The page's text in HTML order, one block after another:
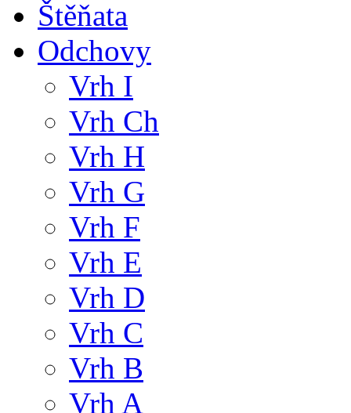
Štěňata
Odchovy
Vrh I
Vrh Ch
Vrh H
Vrh G
Vrh F
Vrh E
Vrh D
Vrh C
Vrh B
Vrh A